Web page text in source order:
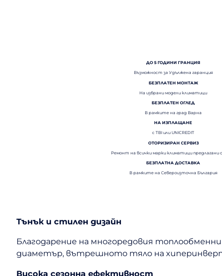
ДО 5 ГОДИНИ ГРАНЦИЯ
Възможност за Удължена гаранция
БЕЗПЛАТЕН МОНТАЖ
На избрани модели климатици
БЕЗПЛАТЕН ОГЛЕД
В рамките на град Варна
НА ИЗПЛАЩАНЕ
с TBI или UNICREDIT
ОТОРИЗИРАН СЕРВИЗ
Ремонт на всички марки климатици предлагани
БЕЗПЛАТНА ДОСТАВКА
В рамките на Североизточна България
Тънък и стилен дизайн
Благодарение на многоредовия
диаметър, вътрешното тяло на
Висока сезонна ефективност